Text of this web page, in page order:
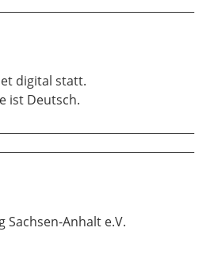
digital statt.
ist Deutsch.
Sachsen-Anhalt e.V.